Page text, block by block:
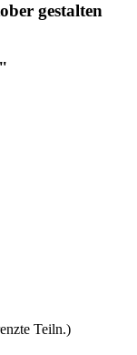
gestalten
Teiln.)